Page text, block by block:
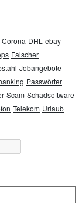
Corona DHL ebay
Falscher
Jobangebote
Passwörter
Scam Schadsoftware
Telekom Urlaub